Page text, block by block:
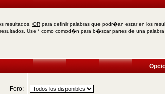
resultados, OR para definir palabras que podr�an estar en los
Use * como comod�n para b�scar partes de una palabra
Foro: